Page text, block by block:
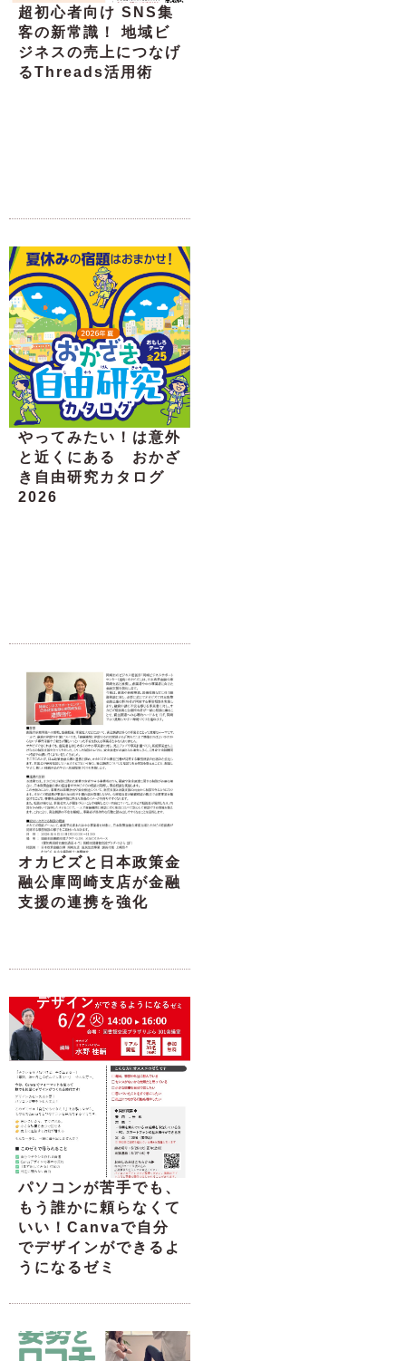
超初心者向け SNS集
客の新常識！ 地域ビ
ジネスの売上につなげ
るThreads活用術
やってみたい！は意外
と近くにある おかざ
き自由研究カタログ
2026
オカビズと日本政策金
融公庫岡崎支店が金融
支援の連携を強化
パソコンが苦手でも、
もう誰かに頼らなくて
いい！Canvaで自分
でデザインができるよ
うになるゼミ